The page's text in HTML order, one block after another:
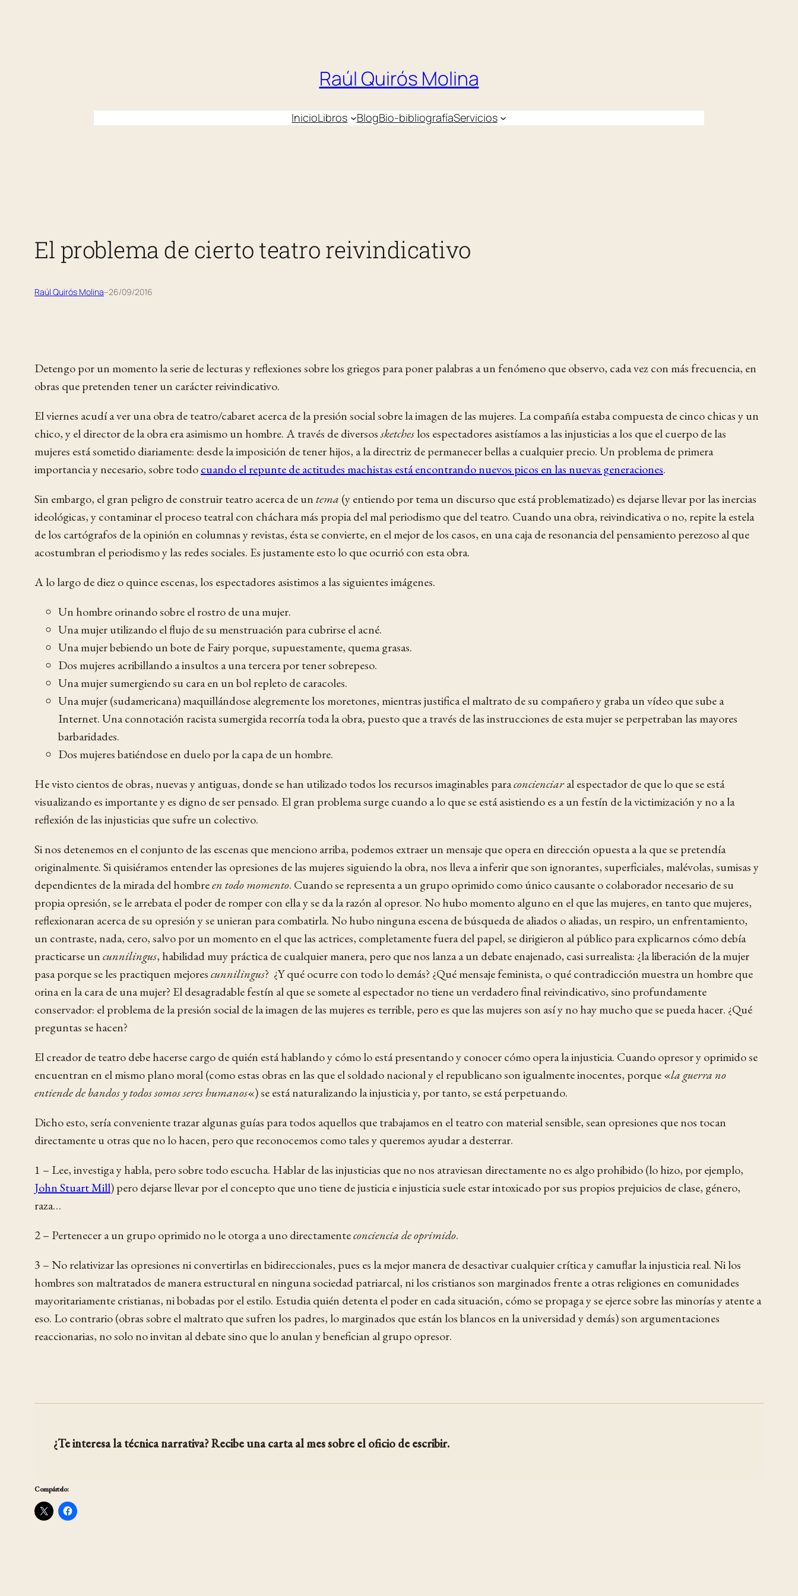
Raúl Quirós Molina
InicioLibros BlogBio-bibliografíaServicios
El problema de cierto teatro reivindicativo
Raúl Quirós Molina–26/09/2016
Detengo por un momento la serie de lecturas y reflexiones sobre los griegos para poner palabras a un fenómeno que observo, cada vez con más frecuencia, en
obras que pretenden tener un carácter reivindicativo.
El viernes acudí a ver una obra de teatro/cabaret acerca de la presión social sobre la imagen de las mujeres. La compañía estaba compuesta de cinco chicas y un
chico, y el director de la obra era asimismo un hombre. A través de diversossketcheslos espectadores asistíamos a las injusticias a los que el cuerpo de las
mujeres está sometido diariamente: desde la imposición de tener hijos, a la directriz de permanecer bellas a cualquier precio. Un problema de primera
importancia y necesario, sobre todocuando el repunte de actitudes machistas está encontrando nuevos picos en las nuevas generaciones.
Sin embargo, el gran peligro de construir teatro acerca de untema (y entiendo por tema un discurso que está problematizado) es dejarse llevar por las inercias
ideológicas, y contaminar el proceso teatral con cháchara más propia del mal periodismo que del teatro. Cuando una obra, reivindicativa o no, repite la estela
de los cartógrafos de la opinión en columnas y revistas, ésta se convierte, en el mejor de los casos, en una caja de resonancia del pensamiento perezoso al que
acostumbran el periodismo y las redes sociales. Es justamente esto lo que ocurrió con esta obra.
A lo largo de diez o quince escenas, los espectadores asistimos a las siguientes imágenes.
Un hombre orinando sobre el rostro de una mujer.
Una mujer utilizando el flujo de su menstruación para cubrirse el acné.
Una mujer bebiendo un bote de Fairy porque, supuestamente, quema grasas.
Dos mujeres acribillando a insultos a una tercera por tener sobrepeso.
Una mujer sumergiendo su cara en un bol repleto de caracoles.
Una mujer (sudamericana) maquillándose alegremente los moretones, mientras justifica el maltrato de su compañero y graba un vídeo que sube a
Internet. Una connotación racista sumergida recorría toda la obra, puesto que a través de las instrucciones de esta mujer se perpetraban las mayores
barbaridades.
Dos mujeres batiéndose en duelo por la capa de un hombre.
He visto cientos de obras, nuevas y antiguas, donde se han utilizado todos los recursos imaginables paraconcienciaral espectador de que lo que se está
visualizando es importante y es digno de ser pensado. El gran problema surge cuando a lo que se está asistiendo es a un festín de la victimización y no a la
reflexión de las injusticias que sufre un colectivo.
Si nos detenemos en el conjunto de las escenas que menciono arriba, podemos extraer un mensaje que opera en dirección opuesta a la que se pretendía
originalmente. Si quisiéramos entender las opresiones de las mujeres siguiendo la obra, nos lleva a inferir que son ignorantes, superficiales, malévolas, sumisas y
dependientes de la mirada del hombreen todo momento. Cuando se representa a un grupo oprimido como único causante o colaborador necesario de su
propia opresión, se le arrebata el poder de romper con ella y se da la razón al opresor. No hubo momento alguno en el que las mujeres, en tanto que mujeres,
reflexionaran acerca de su opresión y se unieran para combatirla. No hubo ninguna escena de búsqueda de aliados o aliadas, un respiro, un enfrentamiento,
un contraste, nada, cero, salvo por un momento en el que las actrices, completamente fuera del papel, se dirigieron al público para explicarnos cómo debía
practicarse uncunnilingus, habilidad muy práctica de cualquier manera, pero que nos lanza a un debate enajenado, casi surrealista: ¿la liberación de la mujer
pasa porque se les practiquen mejorescunnilingus? ¿Y qué ocurre con todo lo demás? ¿Qué mensaje feminista, o qué contradicción muestra un hombre que
orina en la cara de una mujer? El desagradable festín al que se somete al espectador no tiene un verdadero final reivindicativo, sino profundamente
conservador: el problema de la presión social de la imagen de las mujeres es terrible, pero es que las mujeres son así y no hay mucho que se pueda hacer. ¿Qué
preguntas se hacen?
El creador de teatro debe hacerse cargo de quién está hablando y cómo lo está presentando y conocer cómo opera la injusticia. Cuando opresor y oprimido se
encuentran en el mismo plano moral (como estas obras en las que el soldado nacional y el republicano son igualmente inocentes, porque «la guerra no
entiende de bandos y todos somos seres humanos«) se está naturalizando la injusticia y, por tanto, se está perpetuando.
Dicho esto, sería conveniente trazar algunas guías para todos aquellos que trabajamos en el teatro con material sensible, sean opresiones que nos tocan
directamente u otras que no lo hacen, pero que reconocemos como tales y queremos ayudar a desterrar.
1 – Lee, investiga y habla, pero sobre todo escucha. Hablar de las injusticias que no nos atraviesan directamente no es algo prohibido (lo hizo, por ejemplo,
John Stuart Mill) pero dejarse llevar por el concepto que uno tiene de justicia e injusticia suele estar intoxicado por sus propios prejuicios de clase, género,
raza…
2 – Pertenecer a un grupo oprimido no le otorga a uno directamenteconciencia de oprimido.
3 – No relativizar las opresiones ni convertirlas en bidireccionales, pues es la mejor manera de desactivar cualquier crítica y camuflar la injusticia real. Ni los
hombres son maltratados de manera estructural en ninguna sociedad patriarcal, ni los cristianos son marginados frente a otras religiones en comunidades
mayoritariamente cristianas, ni bobadas por el estilo. Estudia quién detenta el poder en cada situación, cómo se propaga y se ejerce sobre las minorías y atente a
eso. Lo contrario (obras sobre el maltrato que sufren los padres, lo marginados que están los blancos en la universidad y demás) son argumentaciones
reaccionarias, no solo no invitan al debate sino que lo anulan y benefician al grupo opresor.
¿Te interesa la técnica narrativa? Recibe una carta al mes sobre el oficio de escribir.
Compártelo: